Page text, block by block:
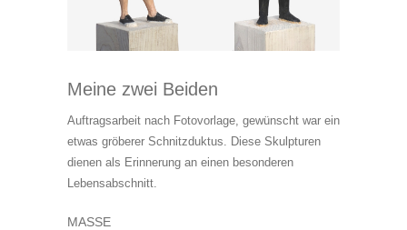
Meine zwei Beiden
Auftragsarbeit nach Fotovorlage, gewünscht war ein
etwas gröberer Schnitzduktus. Diese Skulpturen
dienen als Erinnerung an einen besonderen
Lebensabschnitt.
MASSE